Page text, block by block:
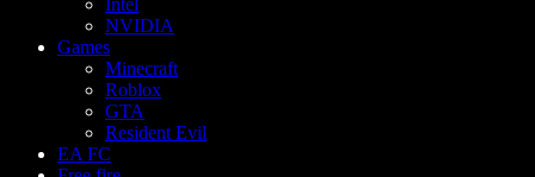
Intel
NVIDIA
Games
Minecraft
Roblox
GTA
Resident Evil
EA FC